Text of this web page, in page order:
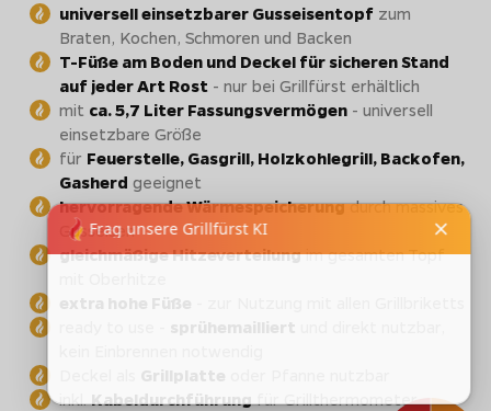
universell einsetzbarer Gusseisentopf zum
Braten, Kochen, Schmoren und Backen
T-Füße am Boden und Deckel für sicheren Stand
auf jeder Art Rost - nur bei Grillfürst erhältlich
mit ca. 5,7 Liter Fassungsvermögen - universell
einsetzbare Größe
für Feuerstelle, Gasgrill, Holzkohlegrill, Backofen,
Gasherd geeignet
hervorragende Wärmespeicherungdurch massives
Gusseisen
gleichmäßige Hitzeverteilungim gesamten Topf
inkl.Kabeldurchführungfür Grillthermometer